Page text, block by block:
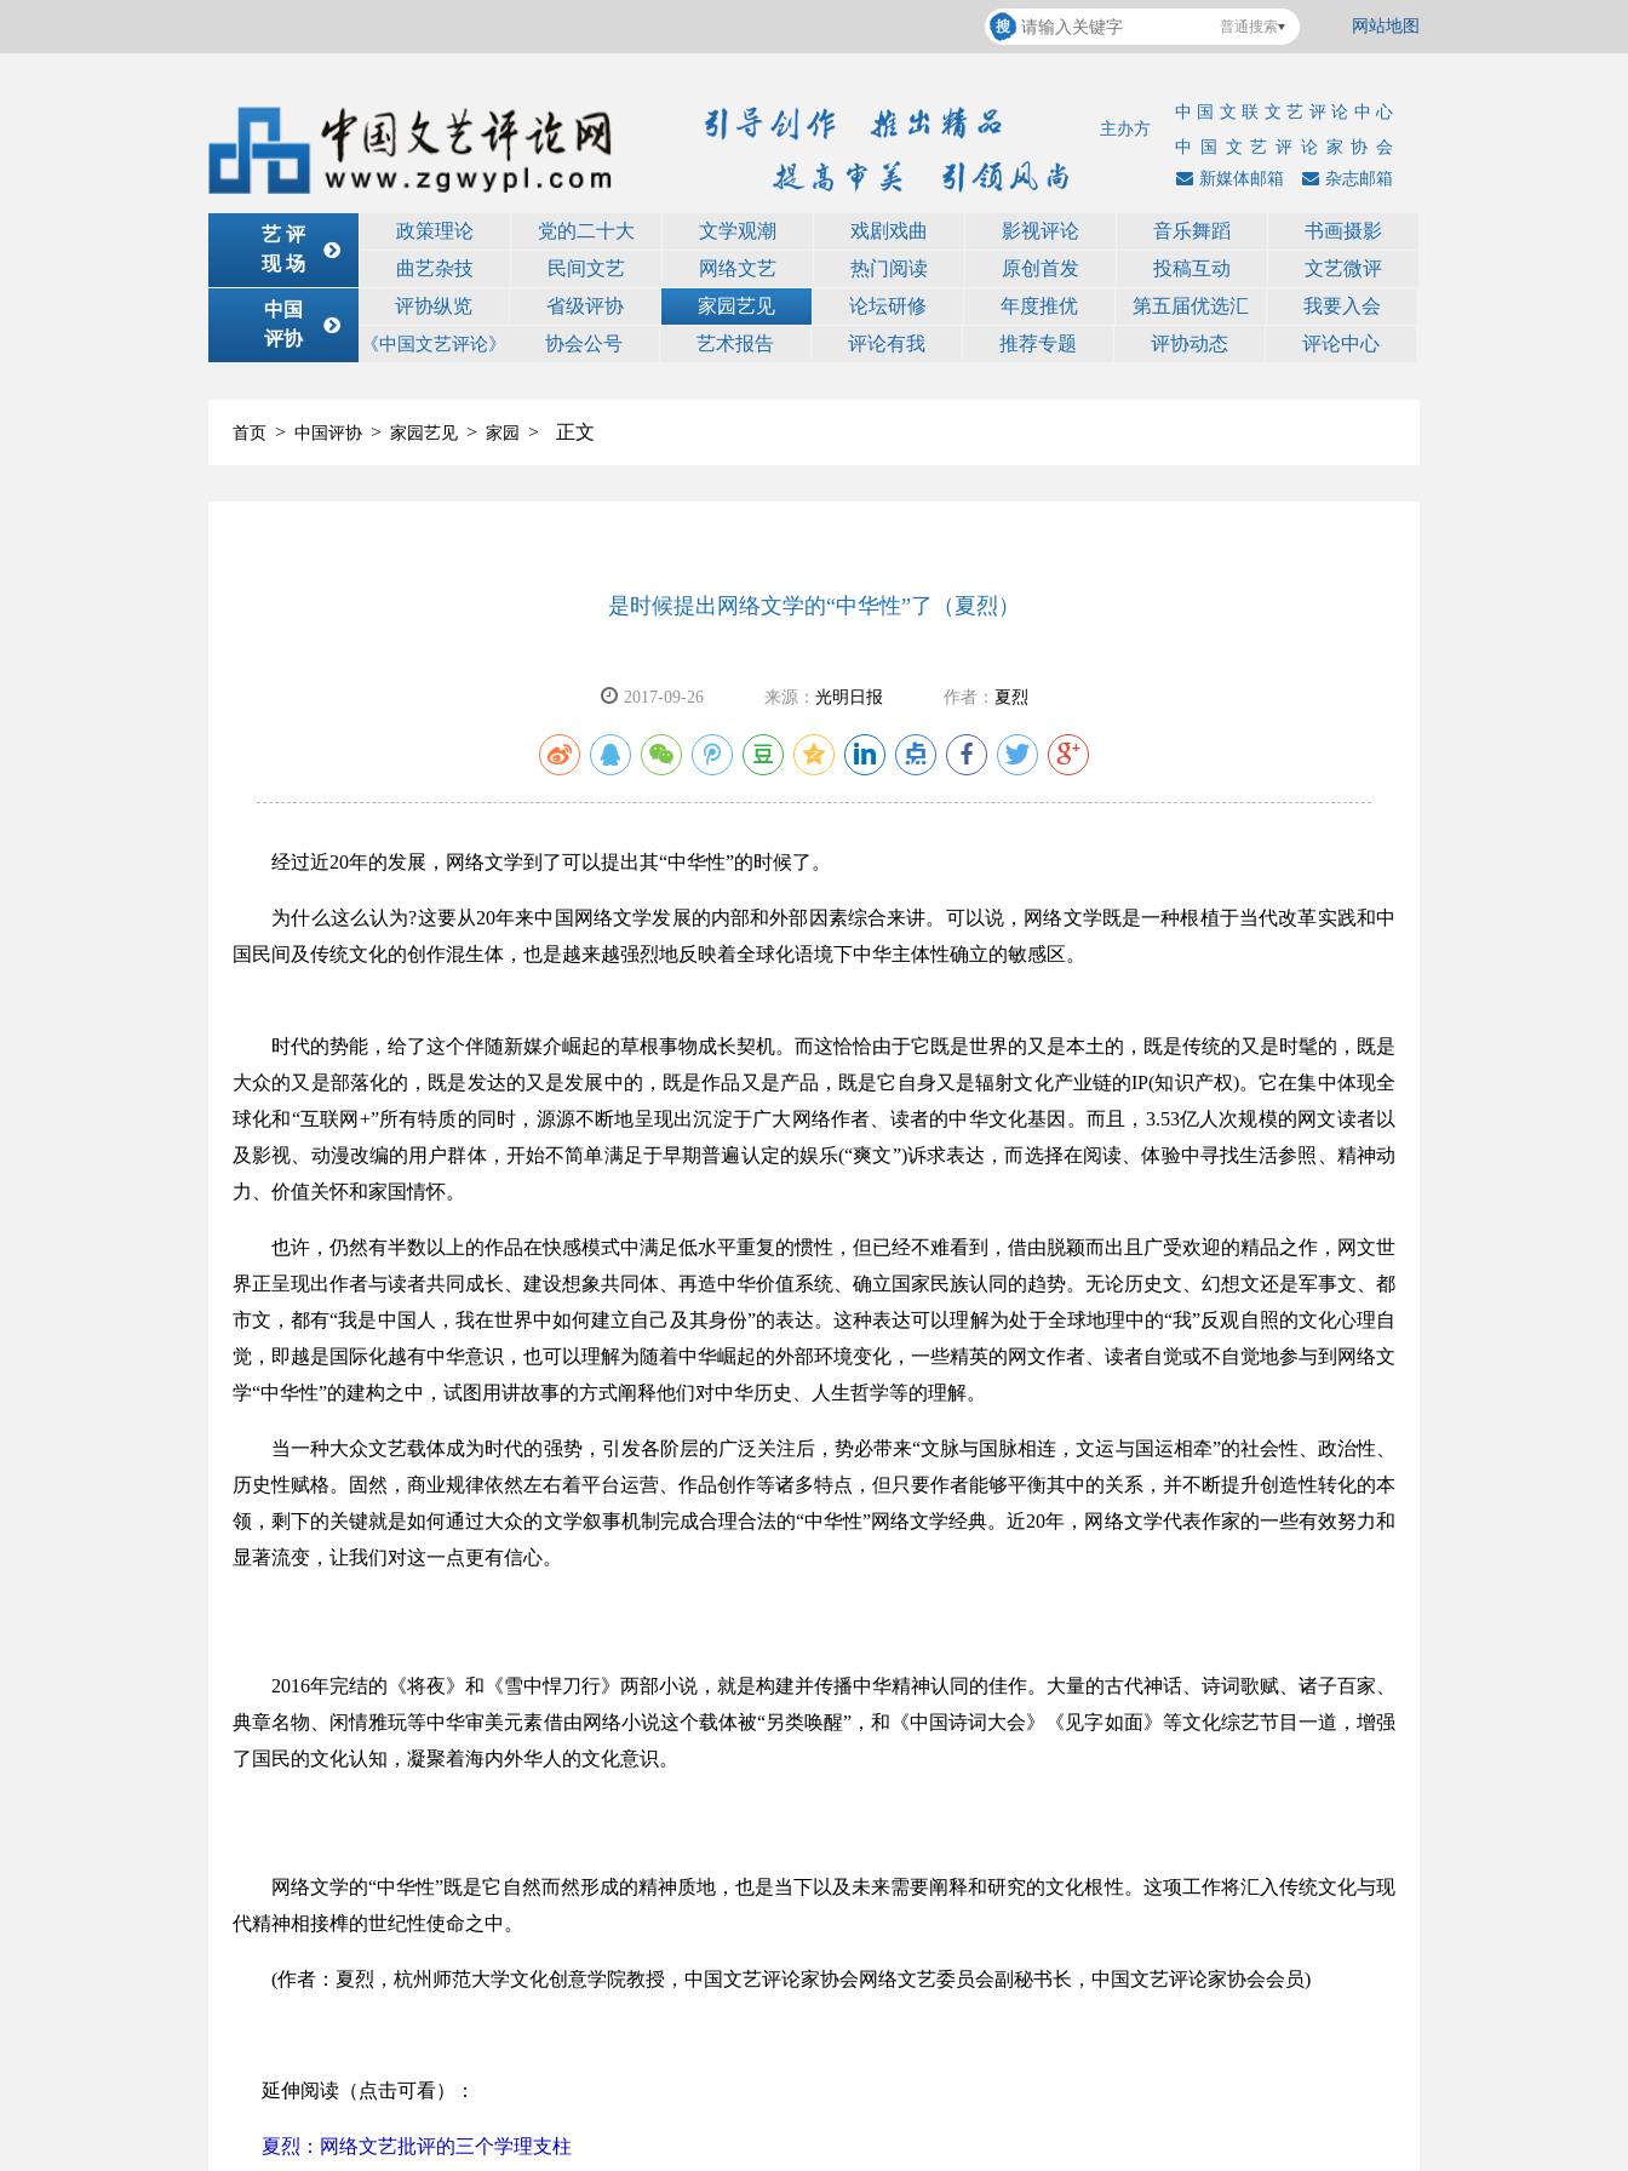
网站地图
普通搜索
中国文联文艺评论中心
中国文艺评论家协会
主办方
杂志邮箱
新媒体邮箱
艺 评
现 场
政策理论 党的二十大 文学观潮 戏剧戏曲 影视评论 音乐舞蹈
书画摄影
曲艺杂技
民间文艺 网络文艺 热门阅读 原创首发 投稿互动
文艺微评
中国
评协
评协纵览 省级评协 家园艺见 论坛研修 年度推优 第五届优选汇 我要入会
《中国文艺评论》 协会公号 艺术报告 评论有我 推荐专题 评协动态 评论中心
首页 > 中国评协 > 家园艺见 > 家园 > 正文
是时候提出网络文学的“中华性”了（夏烈）
2017-09-26 来源： 光明日报 作者： 夏烈
经过近20年的发展，网络文学到了可以提出其“中华性”的时候了。
为什么这么认为?这要从20年来中国网络文学发展的内部和外部因素综合来讲。可以说，网络文学既是一种根植于当代改革实践和中
国民间及传统文化的创作混生体，也是越来越强烈地反映着全球化语境下中华主体性确立的敏感区。
时代的势能，给了这个伴随新媒介崛起的草根事物成长契机。而这恰恰由于它既是世界的又是本土的，既是传统的又是时髦的，既是
大众的又是部落化的，既是发达的又是发展中的，既是作品又是产品，既是它自身又是辐射文化产业链的IP(知识产权)。它在集中体现全
球化和“互联网+”所有特质的同时，源源不断地呈现出沉淀于广大网络作者、读者的中华文化基因。而且，3.53亿人次规模的网文读者以
及影视、动漫改编的用户群体，开始不简单满足于早期普遍认定的娱乐(“爽文”)诉求表达，而选择在阅读、体验中寻找生活参照、精神动
力、价值关怀和家国情怀。
也许，仍然有半数以上的作品在快感模式中满足低水平重复的惯性，但已经不难看到，借由脱颖而出且广受欢迎的精品之作，网文世
界正呈现出作者与读者共同成长、建设想象共同体、再造中华价值系统、确立国家民族认同的趋势。无论历史文、幻想文还是军事文、都
市文，都有“我是中国人，我在世界中如何建立自己及其身份”的表达。这种表达可以理解为处于全球地理中的“我”反观自照的文化心理自
觉，即越是国际化越有中华意识，也可以理解为随着中华崛起的外部环境变化，一些精英的网文作者、读者自觉或不自觉地参与到网络文
学“中华性”的建构之中，试图用讲故事的方式阐释他们对中华历史、人生哲学等的理解。
当一种大众文艺载体成为时代的强势，引发各阶层的广泛关注后，势必带来“文脉与国脉相连，文运与国运相牵”的社会性、政治性、
历史性赋格。固然，商业规律依然左右着平台运营、作品创作等诸多特点，但只要作者能够平衡其中的关系，并不断提升创造性转化的本
领，剩下的关键就是如何通过大众的文学叙事机制完成合理合法的“中华性”网络文学经典。近20年，网络文学代表作家的一些有效努力和
显著流变，让我们对这一点更有信心。
2016年完结的《将夜》和《雪中悍刀行》两部小说，就是构建并传播中华精神认同的佳作。大量的古代神话、诗词歌赋、诸子百家、
典章名物、闲情雅玩等中华审美元素借由网络小说这个载体被“另类唤醒”，和《中国诗词大会》《见字如面》等文化综艺节目一道，增强
了国民的文化认知，凝聚着海内外华人的文化意识。
网络文学的“中华性”既是它自然而然形成的精神质地，也是当下以及未来需要阐释和研究的文化根性。这项工作将汇入传统文化与现
代精神相接榫的世纪性使命之中。
(作者：夏烈，杭州师范大学文化创意学院教授，中国文艺评论家协会网络文艺委员会副秘书长，中国文艺评论家协会会员)
延伸阅读（点击可看）：
夏烈：网络文艺批评的三个学理支柱